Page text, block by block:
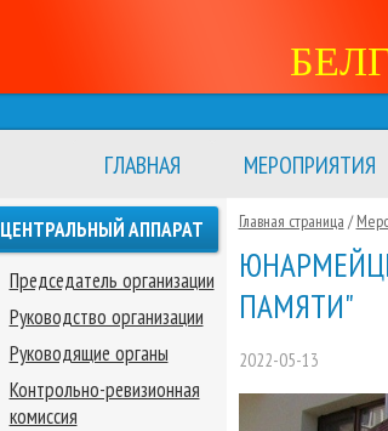
ГЛАВНАЯ МЕРОПРИЯТИЯ
Главная страница /
ПАМЯТИ"
2022-05-13
ЦЕНТРАЛЬНЫЙ АППАРАТ
Председатель организации
Руководство организации
Руководящие органы
Контрольно-ревизионная
комиссия